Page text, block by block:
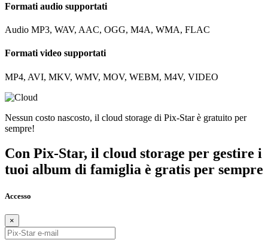
Formati audio supportati
Audio MP3, WAV, AAC, OGG, M4A, WMA, FLAC
Formati video supportati
MP4, AVI, MKV, WMV, MOV, WEBM, M4V, VIDEO
Nessun costo nascosto, il cloud storage di Pix-Star è gratuito per
sempre!
Con Pix-Star, il cloud storage per gestire i
tuoi album di famiglia è gratis per sempre
Accesso
×